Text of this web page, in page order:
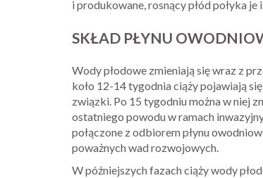
i produkowane, rosnący płód połyka
SKŁAD PŁYNU
Wody płodowe zmieniają się wraz z
koło 12-14 tygodnia ciąży pojawiają
związki. Po 15 tygodniu można w niej
ostatniego powodu w ramach
połączone z odbiorem płynu
poważnych wad rozwojowych.
W późniejszych fazach ciąży wody